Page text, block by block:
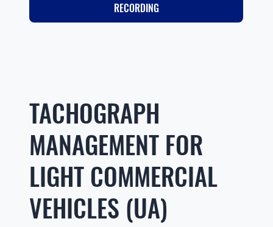
RECORDING
TACHOGRAPH
MANAGEMENT FOR
LIGHT COMMERCIAL
VEHICLES (UA)